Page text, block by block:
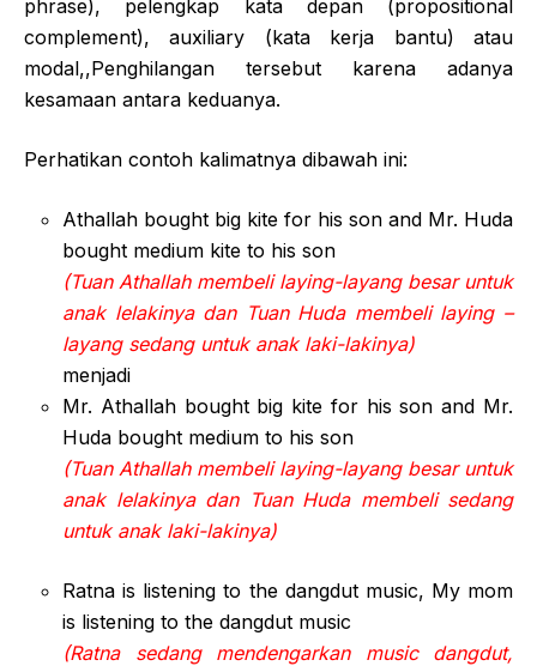
phrase), pelengkap kata depan (propositional
complement), auxiliary (kata kerja bantu) atau
modal,,Penghilangan tersebut karena adanya
kesamaan antara keduanya.
Perhatikan contoh kalimatnya dibawah ini:
Athallah bought big kite for his son and Mr. Huda
bought medium kite to his son
(Tuan Athallah membeli laying-layang besar untuk
anak lelakinya dan Tuan Huda membeli laying –
layang sedang untuk anak laki-lakinya)
menjadi
Mr. Athallah bought big kite for his son and Mr.
Huda bought medium to his son
(Tuan Athallah membeli laying-layang besar untuk
anak lelakinya dan Tuan Huda membeli sedang
untuk anak laki-lakinya)
Ratna is listening to the dangdut music, My mom
is listening to the dangdut music
(Ratna sedang mendengarkan music dangdut,